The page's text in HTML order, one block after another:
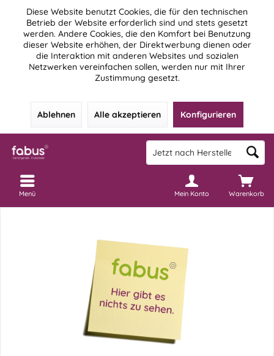
Diese Website benutzt Cookies, die für den technischen
Betrieb der Website erforderlich sind und stets gesetzt
werden. Andere Cookies, die den Komfort bei Benutzung
dieser Website erhöhen, der Direktwerbung dienen oder
die Interaktion mit anderen Websites und sozialen
Netzwerken vereinfachen sollen, werden nur mit Ihrer
Zustimmung gesetzt.
Ablehnen Alle akzeptieren Konfigurieren
Warenkorb
Mein Konto
Menü